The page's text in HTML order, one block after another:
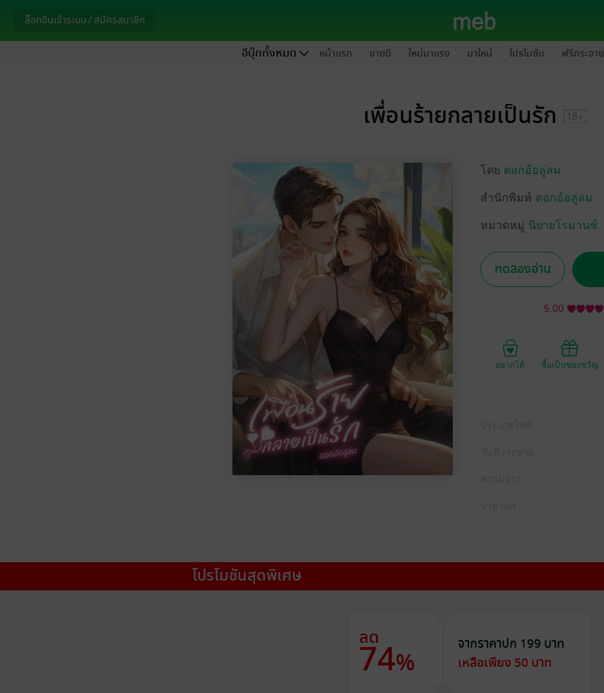
ล็อกอินเข้าระบบ / สมัครสมาชิก
อีบุ๊กทั้งหมด หน้าแรก ขายดี ใหม่มาแรง มาใหม่ โปรโมชัน ฟรีกระจาย
เพื่อนร้ายกลายเป็นรัก
โดย ดอกอ้อลู่ลม
สำนักพิมพ์ ดอกอ้อลู่ลม
หมวดหมู่ นิยายโรมานซ์
ทดลองอ่าน
5.00
อยากได้ ซื้อเป็นของขวัญ
โปรโมชันสุดพิเศษ
ลด
74%
จากราคาปก 199 บาท
เหลือเพียง 50 บาท